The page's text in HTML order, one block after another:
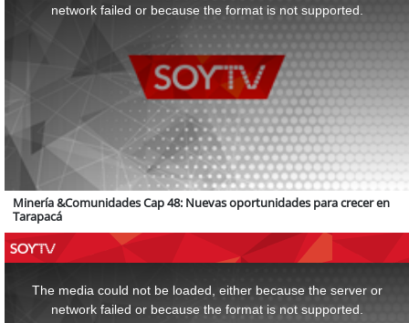
network failed or because the format is not supported.
Minería &Comunidades Cap 48: Nuevas oportunidades para crecer en
Tarapacá
The media could not be loaded, either because the server or
network failed or because the format is not supported.